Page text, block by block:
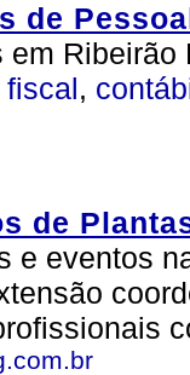
de
em
fiscal,
de
e eventos